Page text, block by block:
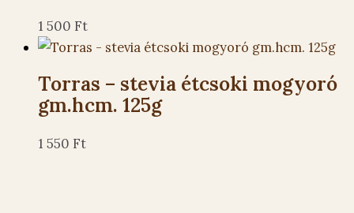
1 500 Ft
Torras – stevia étcsoki mogyoró
gm.hcm. 125g
1 550 Ft